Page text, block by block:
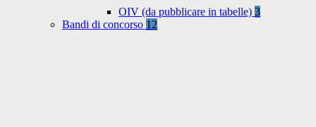
OIV (da pubblicare in tabelle) 3
Bandi di concorso 12